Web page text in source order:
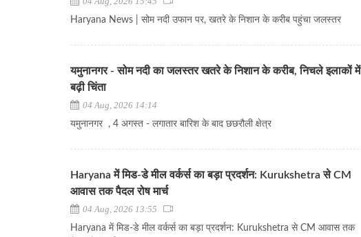
Haryana News | सोम नदी उफान पर, खतरे के निशान के करीब पहुंचा जलस्तर
यमुनानगर - सोम नदी का जलस्तर खतरे के निशान के करीब, निचले इलाकों में
बढ़ी चिंता
04 Aug, 2026 14:14
यमुनानगर , 4 अगस्त - लगातार बारिश के बाद छछरौली क्षेत्र
Haryana में मिड-डे मील वर्कर्स का बड़ा प्रदर्शन: Kurukshetra से CM
आवास तक पैदल रोष मार्च
04 Aug, 2026 13:55
Haryana में मिड-डे मील वर्कर्स का बड़ा प्रदर्शन: Kurukshetra से CM आवास तक